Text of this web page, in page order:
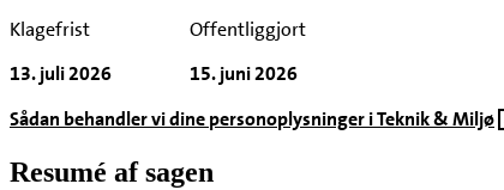
Klagefrist
13. juli 2026
Offentliggjort
15. juni 2026
Sådan behandler vi dine personoplysninger i Teknik & Miljø
Resumé af sagen